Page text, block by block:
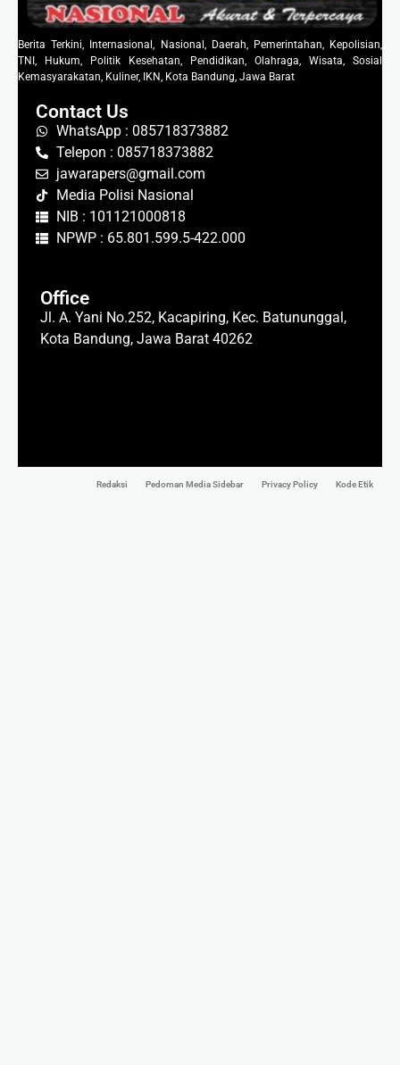
Berita Terkini, Internasional, Nasional, Daerah, Pemerintahan, Kepolisian,
TNI, Hukum, Politik Kesehatan, Pendidikan, Olahraga, Wisata, Sosial
Kemasyarakatan, Kuliner, IKN, Kota Bandung, Jawa Barat
Contact Us
WhatsApp : 085718373882
Telepon : 085718373882
jawarapers@gmail.com
Media Polisi Nasional
NIB : 101121000818
NPWP : 65.801.599.5-422.000
Office
Jl. A. Yani No.252, Kacapiring, Kec. Batununggal,
Kota Bandung, Jawa Barat 40262
Redaksi Pedoman Media Sidebar Privacy Policy Kode Etik